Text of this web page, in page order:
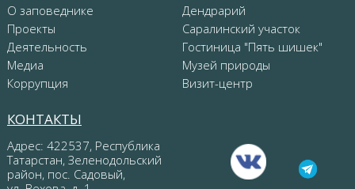
О заповеднике
Проекты
Деятельность
Медиа
Коррупция
Дендрарий
Саралинский участок
Гостиница "Пять шишек"
Музей природы
Визит-центр
КОНТАКТЫ
Адрес: 422537, Республика
Татарстан, Зеленодольский
район, пос. Садовый,